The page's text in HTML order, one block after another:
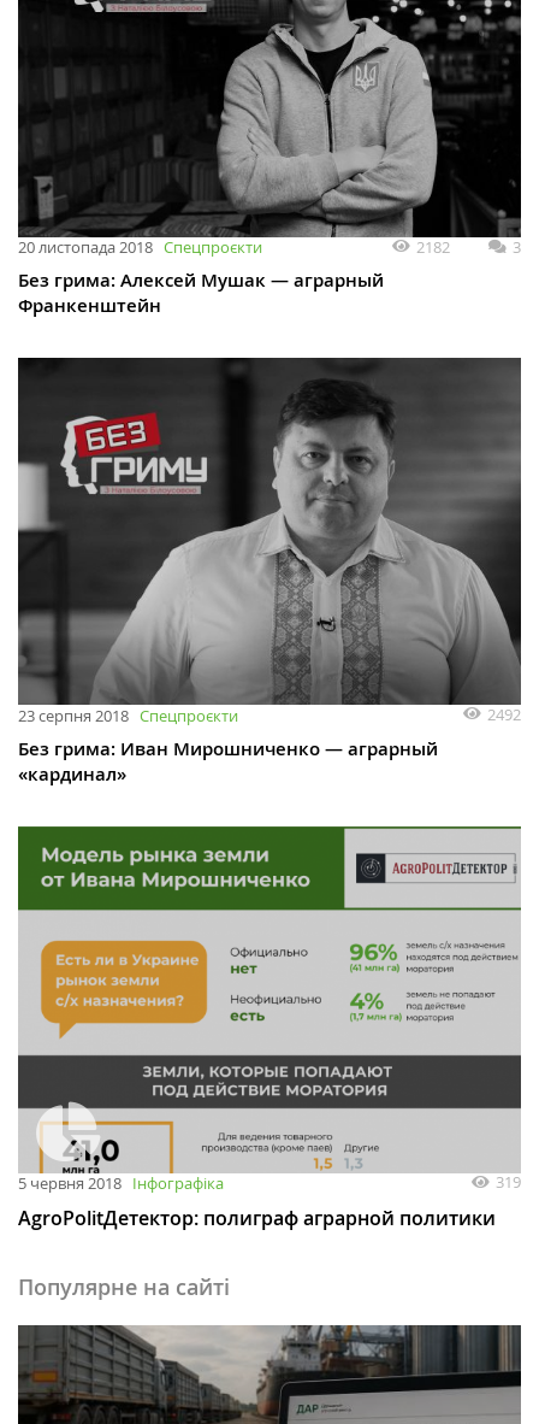
20 листопада 2018 Спецпроєкти 2182 3
Без грима: Алексей Мушак — аграрный
Франкенштейн
23 серпня 2018 Спецпроєкти 2492
Без грима: Иван Мирошниченко — аграрный
«кардинал»
5 червня 2018 Інфографіка 319
AgroPolitДетектор: полиграф аграрной политики
Популярне на сайті